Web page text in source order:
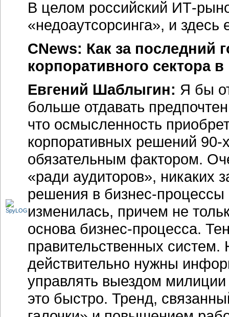
В целом российский ИТ-
«недоаутсорсинга», и
CNews: Как за последний
корпоративного сектора
Евгений Шаблыгин: Я бы
больше отдавать
что осмысленность
корпоративных решений
обязательным фактором.
«ради аудиторов», никаких
решения в бизнес-процессы
изменилась, причем не
основа бизнес-процесса.
правительственных
действительно нужны
управлять выездом
это быстро. Тренд,